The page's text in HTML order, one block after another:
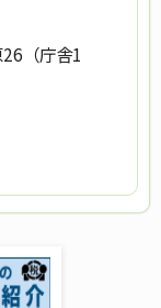
（庁舎1